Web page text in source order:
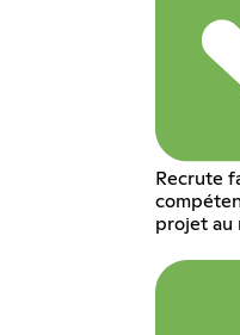
Recrute
projet au